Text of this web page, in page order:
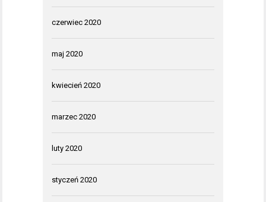
czerwiec 2020
maj 2020
kwiecień 2020
marzec 2020
luty 2020
styczeń 2020